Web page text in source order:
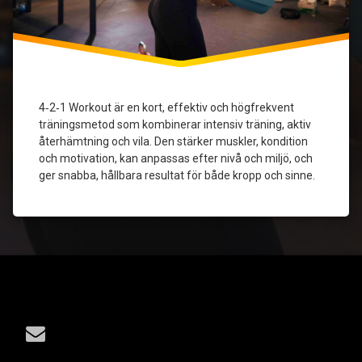
4‑2‑1 Workout är en kort, effektiv och högfrekvent
träningsmetod som kombinerar intensiv träning, aktiv
återhämtning och vila. Den stärker muskler, kondition
och motivation, kan anpassas efter nivå och miljö, och
ger snabba, hållbara resultat för både kropp och sinne.
Kort
träning
Styrka
och
kondition
Träningspass
E-mail